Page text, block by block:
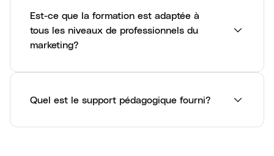
Est-ce que la formation est adaptée à
tous les niveaux de professionnels du
marketing?
Quel est le support pédagogique fourni?